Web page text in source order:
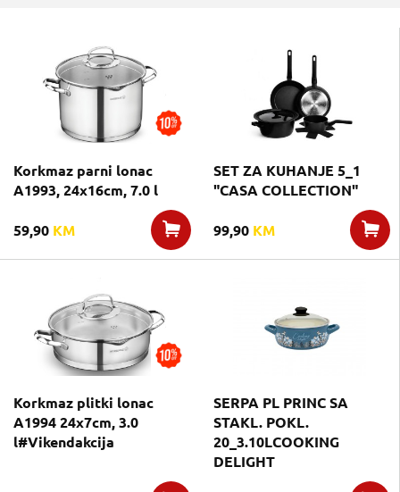
Korkmaz parni lonac
A1993, 24x16cm, 7.0 l
59,90 KM
SET ZA KUHANJE 5_1
"CASA COLLECTION"
99,90 KM
Korkmaz plitki lonac
A1994 24x7cm, 3.0
l#Vikendakcija
SERPA PL PRINC SA
STAKL. POKL.
20_3.10LCOOKING
DELIGHT